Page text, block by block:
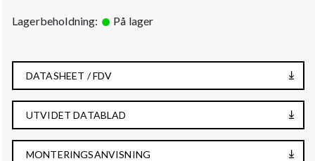
Lagerbeholdning: På lager
DATASHEET / FDV
UTVIDET DATABLAD
MONTERINGSANVISNING